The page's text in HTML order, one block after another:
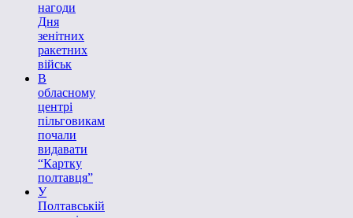
нагоди
Дня
зенітних
ракетних
військ
В
обласному
центрі
пільговикам
почали
видавати
“Картку
полтавця”
У
Полтавській